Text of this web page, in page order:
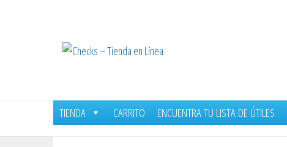
en
Línea
TIENDA CARRITO ENCUENTRA TU LISTA DE ÚTILES